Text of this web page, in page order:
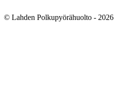
© Lahden Polkupyörähuolto - 2026